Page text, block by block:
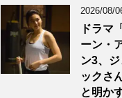
2026/08/
ドラマ
ーン・
ン3、
ックさ
と明か